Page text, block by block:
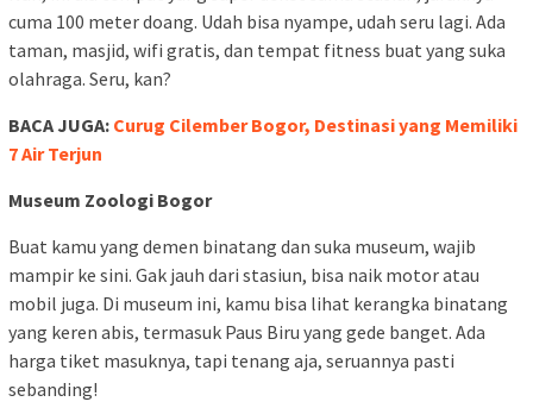
cuma 100 meter doang. Udah bisa nyampe, udah seru lagi. Ada
taman, masjid, wifi gratis, dan tempat fitness buat yang suka
olahraga. Seru, kan?
BACA JUGA: Curug Cilember Bogor, Destinasi yang Memiliki
7 Air Terjun
Museum Zoologi Bogor
Buat kamu yang demen binatang dan suka museum, wajib
mampir ke sini. Gak jauh dari stasiun, bisa naik motor atau
mobil juga. Di museum ini, kamu bisa lihat kerangka binatang
yang keren abis, termasuk Paus Biru yang gede banget. Ada
harga tiket masuknya, tapi tenang aja, seruannya pasti
sebanding!